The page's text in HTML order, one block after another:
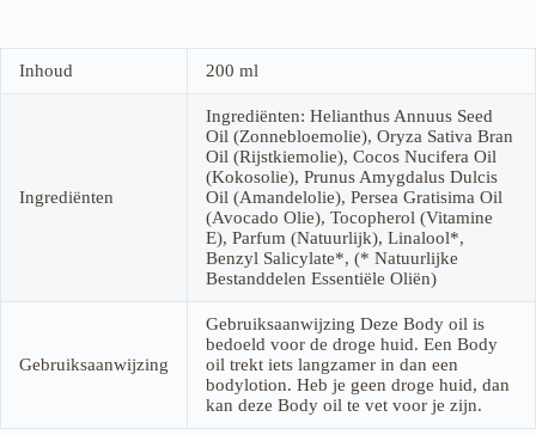
Inhoud 200 ml
Ingrediënten
Ingrediënten: Helianthus Annuus Seed
Oil (Zonnebloemolie), Oryza Sativa Bran
Oil (Rijstkiemolie), Cocos Nucifera Oil
(Kokosolie), Prunus Amygdalus Dulcis
Oil (Amandelolie), Persea Gratisima Oil
(Avocado Olie), Tocopherol (Vitamine
E), Parfum (Natuurlijk), Linalool*,
Benzyl Salicylate*, (* Natuurlijke
Bestanddelen Essentiële Oliën)
Gebruiksaanwijzing
Gebruiksaanwijzing Deze Body oil is
bedoeld voor de droge huid. Een Body
oil trekt iets langzamer in dan een
bodylotion. Heb je geen droge huid, dan
kan deze Body oil te vet voor je zijn.